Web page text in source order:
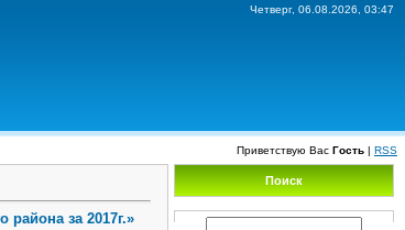
Четверг, 06.08.2026, 03:47
Приветствую Вас Гость | RSS
за 2017г.»
Поиск